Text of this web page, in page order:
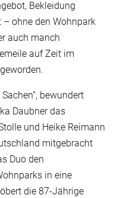
Bekleidung
ohne den Wohnpark
auch manch
auf Zeit im
bewundert
Daubner das
und Heike Reimann
mitgebracht
Duo den
in eine
die 87-Jährige